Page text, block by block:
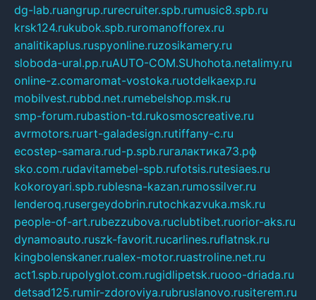
dg-lab.ruangrup.rurecruiter.spb.rumusic8.spb.ru
krsk124.rukubok.spb.ruromanofforex.ru
analitikaplus.ruspyonline.ruzosikamery.ru
sloboda-ural.pp.ruAUTO-COM.SUhohota.netalimy.ru
online-z.comaromat-vostoka.ruotdelkaexp.ru
mobilvest.rubbd.net.rumebelshop.msk.ru
smp-forum.rubastion-td.rukosmoscreative.ru
avrmotors.ruart-galadesign.rutiffany-c.ru
ecostep-samara.rud-p.spb.ruгалактика73.рф
sko.com.rudavitamebel-spb.rufotsis.rutesiaes.ru
kokoroyari.spb.rublesna-kazan.rumossilver.ru
lenderoq.rusergeydobrin.rutochkazvuka.msk.ru
people-of-art.rubezzubova.ruclubtibet.ruorior-aks.ru
dynamoauto.ruszk-favorit.rucarlines.ruflatnsk.ru
kingbolenskaner.rualex-motor.ruastroline.net.ru
act1.spb.rupolyglot.com.rugidlipetsk.ruooo-driada.ru
detsad125.rumir-zdoroviya.rubruslanovo.rusiterem.ru